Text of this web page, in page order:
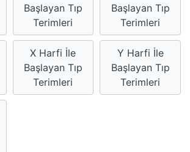
Başlayan Tıp
Terimleri
Başlayan Tıp
Terimleri
X Harfi İle
Başlayan Tıp
Terimleri
Y Harfi İle
Başlayan Tıp
Terimleri